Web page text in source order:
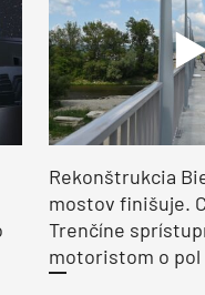
Rekonštrukcia
mostov finišuje.
Trenčíne
motoristom o pol